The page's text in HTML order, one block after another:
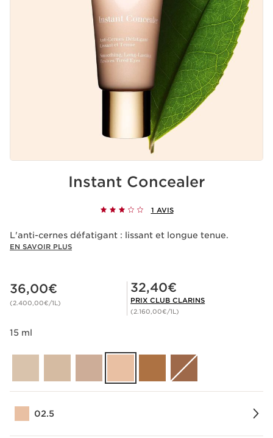
Instant Concealer
1 AVIS
L'anti-cernes défatigant : lissant et longue tenue.
EN SAVOIR PLUS
Nouveau prix 36,00€
36,00€
(2.400,00€/1L)
Prix Club Clarins 32,40€
32,40€
PRIX CLUB CLARINS
(2.160,00€/1L)
15 ml
02.5